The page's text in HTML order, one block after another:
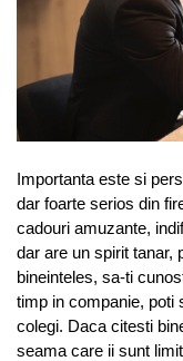
Importanta este si
dar foarte serios din
cadouri amuzante,
dar are un spirit tanar,
bineinteles, sa-ti
timp in companie, poti
colegi. Daca citesti
seama care ii sunt